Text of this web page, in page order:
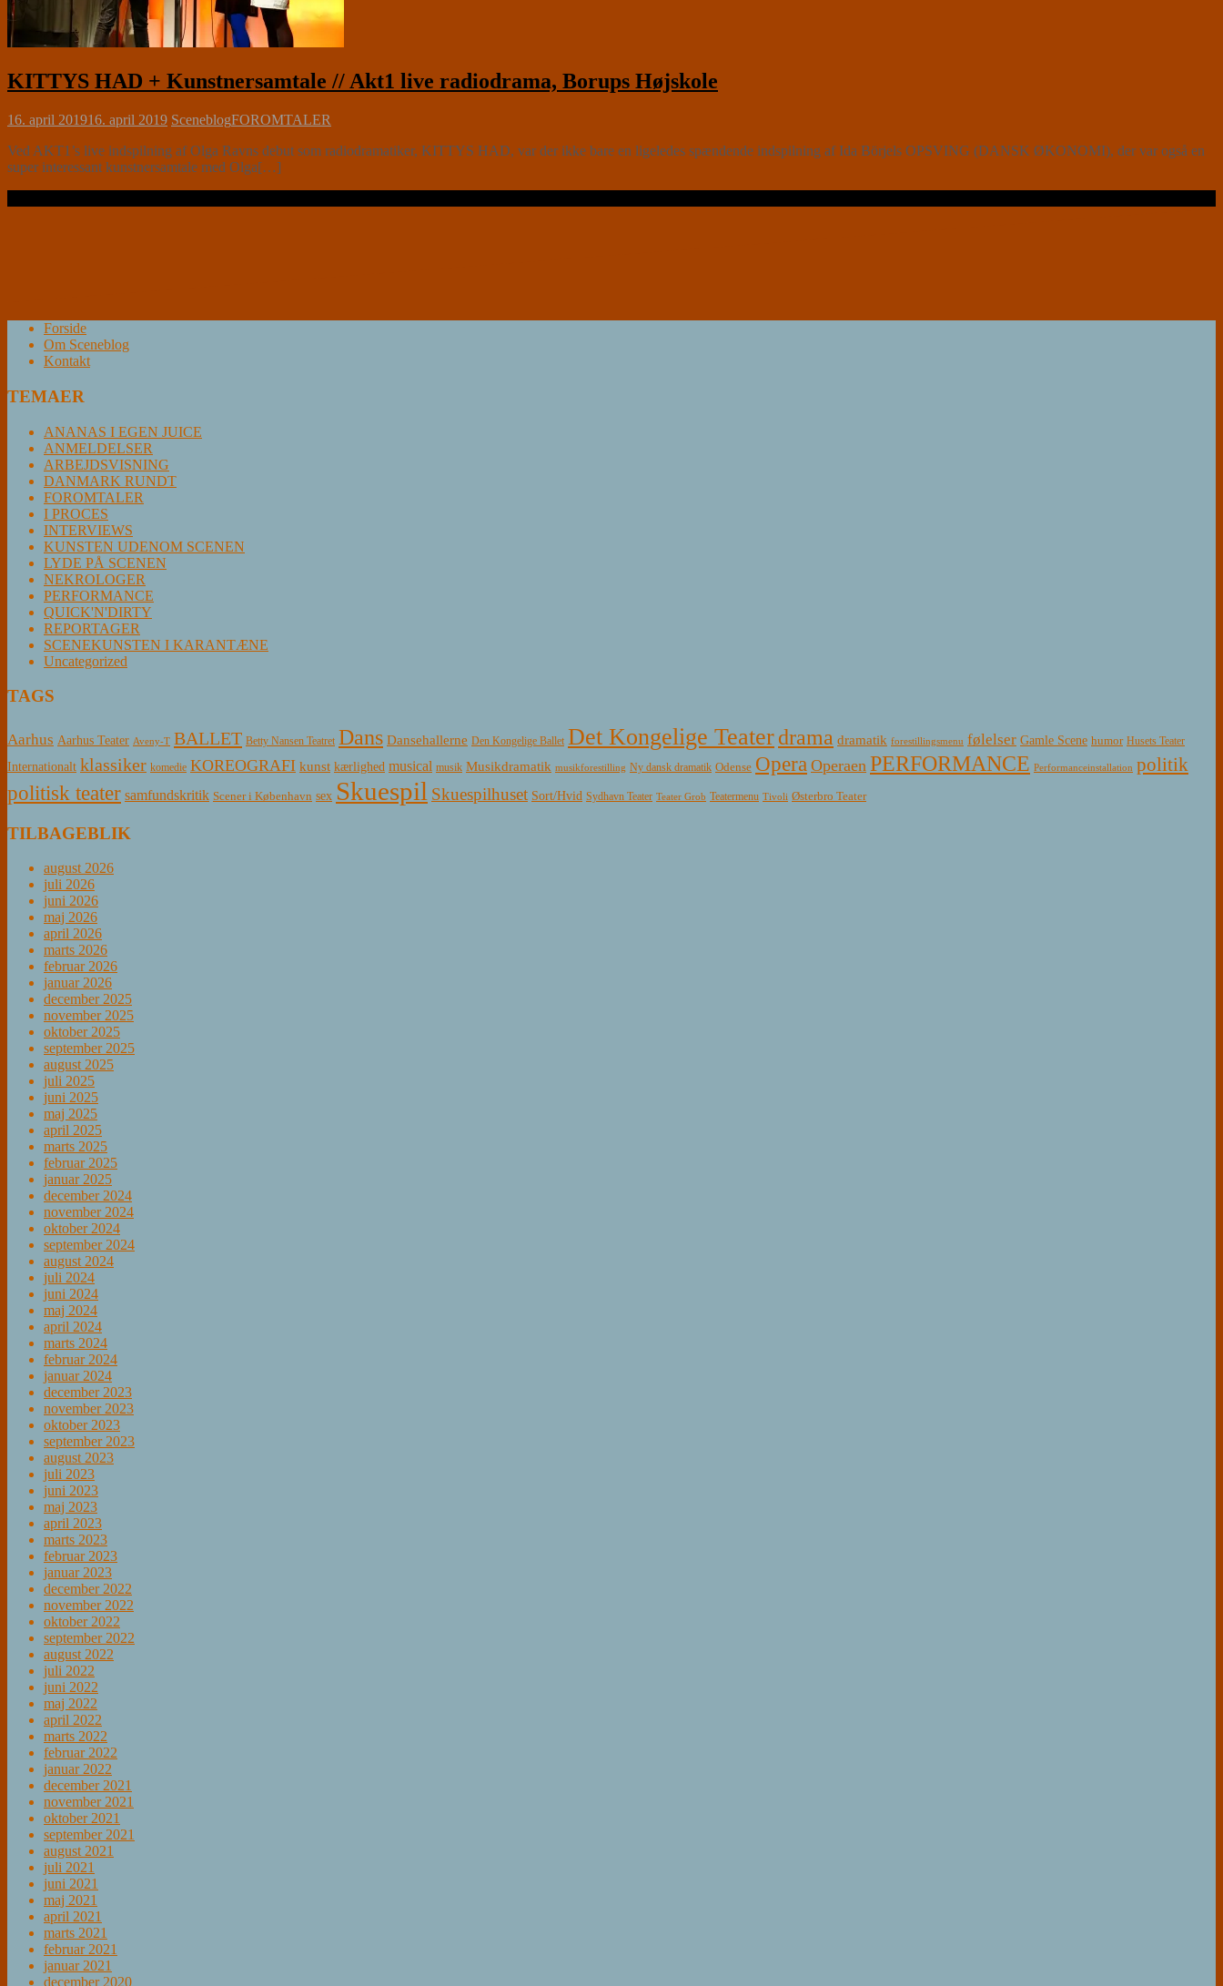
KITTYS HAD + Kunstnersamtale // Akt1 live radiodrama, Borups Højskole
16. april 201916. april 2019 SceneblogFOROMTALER
Ved AKT1’s live indspilning af Olga Ravns debut som radiodramatiker, KITTYS HAD, var der ikke bare en ligeledes spændende indspilning af Ida Börjels OPSVING (DANSK ØKONOMI), der var også en
super interessant kunstnersamtale med Olga[…]
Forside
Om Sceneblog
Kontakt
TEMAER
ANANAS I EGEN JUICE
ANMELDELSER
ARBEJDSVISNING
DANMARK RUNDT
FOROMTALER
I PROCES
INTERVIEWS
KUNSTEN UDENOM SCENEN
LYDE PÅ SCENEN
NEKROLOGER
PERFORMANCE
QUICK'N'DIRTY
REPORTAGER
SCENEKUNSTEN I KARANTÆNE
Uncategorized
TAGS
Aarhus Aarhus Teater Aveny-T BALLET Betty Nansen Teatret Dans Dansehallerne Den Kongelige Ballet Det Kongelige Teaterdrama dramatik forestillingsmenu følelser Gamle Scene humor Husets Teater
Internationalt klassiker komedie KOREOGRAFI kunst kærlighed musical musik Musikdramatik musikforestilling Ny dansk dramatik Odense Opera Operaen PERFORMANCE Performanceinstallation politik
politisk teater samfundskritik Scener i København sex Skuespil Skuespilhuset Sort/Hvid Sydhavn Teater Teater Grob Teatermenu Tivoli Østerbro Teater
TILBAGEBLIK
august 2026
juli 2026
juni 2026
maj 2026
april 2026
marts 2026
februar 2026
januar 2026
december 2025
november 2025
oktober 2025
september 2025
august 2025
juli 2025
juni 2025
maj 2025
april 2025
marts 2025
februar 2025
januar 2025
december 2024
november 2024
oktober 2024
september 2024
august 2024
juli 2024
juni 2024
maj 2024
april 2024
marts 2024
februar 2024
januar 2024
december 2023
november 2023
oktober 2023
september 2023
august 2023
juli 2023
juni 2023
maj 2023
april 2023
marts 2023
februar 2023
januar 2023
december 2022
november 2022
oktober 2022
september 2022
august 2022
juli 2022
juni 2022
maj 2022
april 2022
marts 2022
februar 2022
januar 2022
december 2021
november 2021
oktober 2021
september 2021
august 2021
juli 2021
juni 2021
maj 2021
april 2021
marts 2021
februar 2021
januar 2021
december 2020